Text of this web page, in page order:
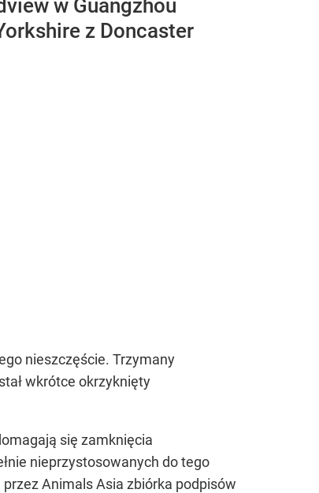
w Guangzhou
z Doncaster
nieszczęście. Trzymany
wkrótce okrzyknięty
się zamknięcia
nieprzystosowanych do tego
Animals Asia zbiórka podpisów